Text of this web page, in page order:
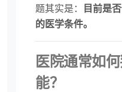
题其实是： 目前是
的医学条件。
医院通常如
能？